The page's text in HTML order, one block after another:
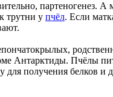
партеногенез.
трутни у пчёл. Если
Антарктиды. Пчёлы
для получения белков и